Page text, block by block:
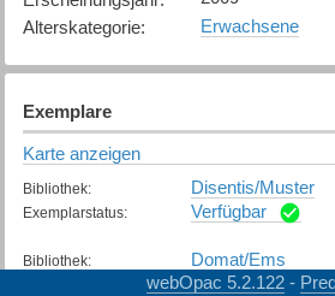
Alterskategorie: Erwachsene
Exemplare
Karte anzeigen
Bibliothek: Disentis/Muster
Exemplarstatus: Verfügbar
Bibliothek: Domat/Ems
Verfügbar
webOpac 5.2.122 -